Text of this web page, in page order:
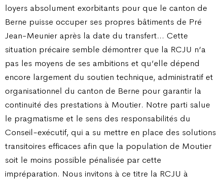
loyers absolument exorbitants pour que le canton de
Berne puisse occuper ses propres bâtiments de Pré
Jean-Meunier après la date du transfert... Cette
situation précaire semble démontrer que la RCJU n’a
pas les moyens de ses ambitions et qu’elle dépend
encore largement du soutien technique, administratif et
organisationnel du canton de Berne pour garantir la
continuité des prestations à Moutier. Notre parti salue
le pragmatisme et le sens des responsabilités du
Conseil-exécutif, qui a su mettre en place des solutions
transitoires efficaces afin que la population de Moutier
soit le moins possible pénalisée par cette
impréparation. Nous invitons à ce titre la RCJU à